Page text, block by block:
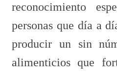
reconocimiento
personas que día a
producir un sin
alimenticios que